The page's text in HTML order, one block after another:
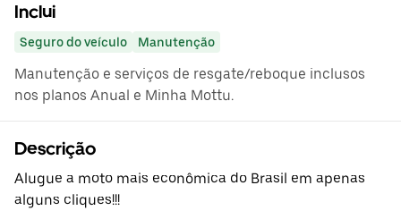
Inclui
Seguro do veículo Manutenção
Manutenção e serviços de resgate/reboque inclusos
nos planos Anual e Minha Mottu.
Descrição
Alugue a moto mais econômica do Brasil em apenas
alguns cliques!!!